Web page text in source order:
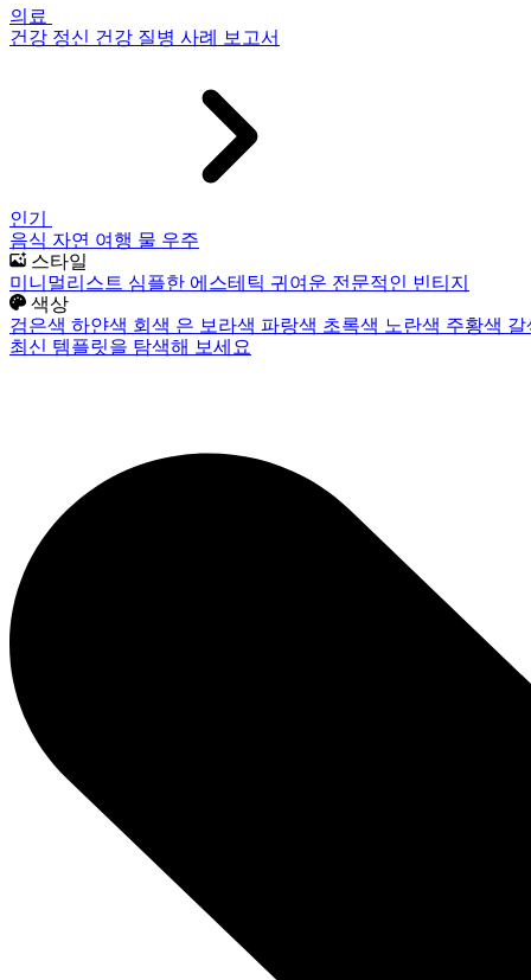
의료
건강 정신 건강 질병 사례 보고서
인기
음식 자연 여행 물 우주
스타일
미니멀리스트 심플한 에스테틱 귀여운 전문적인 빈티지
색상
검은색 하얀색 회색 은 보라색 파랑색 초록색 노란색 주황색
최신 템플릿을 탐색해 보세요